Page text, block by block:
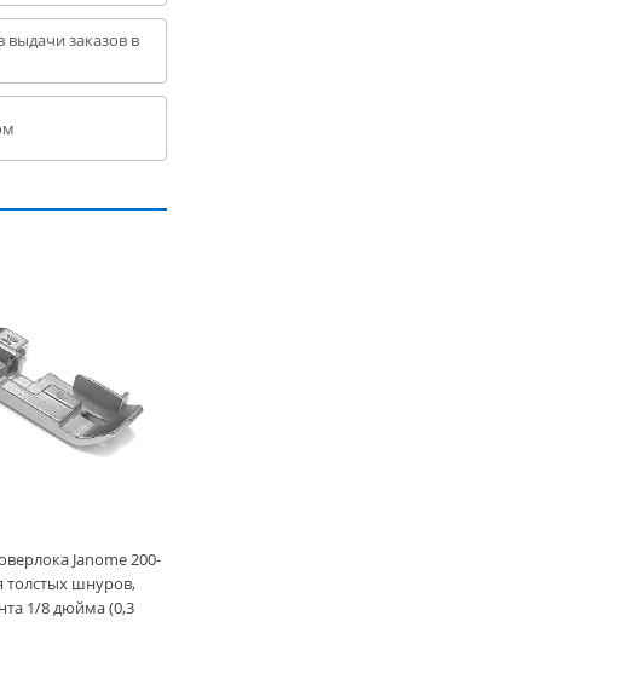
выдачи заказов в
Janome 200-
толстых шнуров,
1/8 дюйма (0,3